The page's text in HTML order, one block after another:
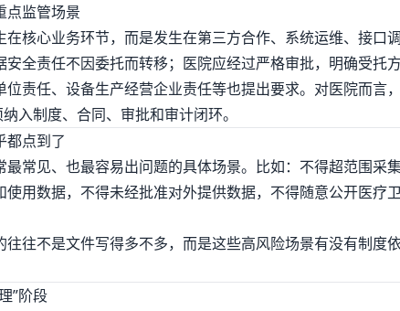
点监管场景
核心业务环节，而是发生在第三方合作、系统运维、接
全责任不因委托而转移；医院应经过严格审批，明确受托
责任、设备生产经营企业责任等也提出要求。对医院而
入制度、合同、审批和审计闭环。
都点到了
常见、也最容易出问题的具体场景。比如：不得超范围
用数据，不得未经批准对外提供数据，不得随意公开医
往不是文件写得多不多，而是这些高风险场景有没有制
”阶段